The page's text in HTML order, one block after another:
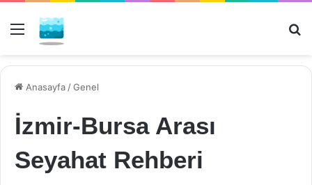
Menü
Anasayfa /Genel
İzmir-Bursa Arası
Seyahat Rehberi